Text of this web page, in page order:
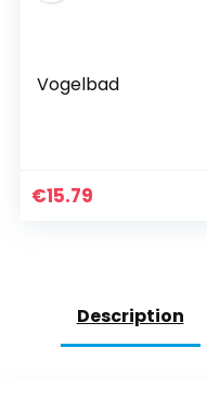
Vogelbad
€15.79
Description